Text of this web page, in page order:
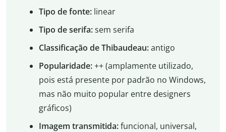
Tipo de fonte:linear
Tipo de serifa:sem serifa
Classificação de Thibaudeau:antigo
Popularidade:++ (amplamente utilizado,
pois está presente por padrão no Windows,
mas não muito popular entre designers
gráficos)
Imagem transmitida:funcional, universal,